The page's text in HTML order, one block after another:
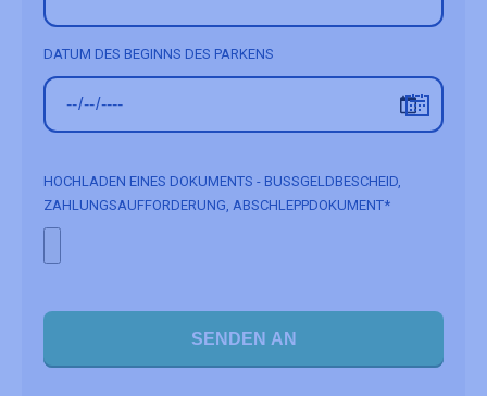
DATUM DES BEGINNS DES PARKENS
HOCHLADEN EINES DOKUMENTS - BUSSGELDBESCHEID, Z
AHLUNGSAUFFORDERUNG, ABSCHLEPPDOKUMENT*
SENDEN AN